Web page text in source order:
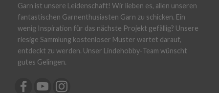
Garn ist unsere Leidenschaft! Wir lieben es, allen unseren
fantastischen Garnenthusiasten Garn zu schicken. Ein
wenig Inspiration für das nächste Projekt gefällig? Unsere
riesige Sammlung kostenloser Muster wartet darauf,
entdeckt zu werden. Unser Lindehobby-Team wünscht
gutes Gelingen.